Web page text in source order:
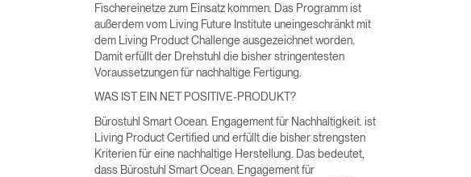
Fischereinetze zum Einsatz kommen. Das Programm ist
außerdem vom Living Future Institute uneingeschränkt mit
dem Living Product Challenge ausgezeichnet worden.
Damit erfüllt der Drehstuhl die bisher stringentesten
Voraussetzungen für nachhaltige Fertigung.
WAS IST EIN NET POSITIVE-PRODUKT?
Bürostuhl Smart Ocean. Engagement für Nachhaltigkeit. ist
Living Product Certified und erfüllt die bisher strengsten
Kriterien für eine nachhaltige Herstellung. Das bedeutet,
dass Bürostuhl Smart Ocean. Engagement für